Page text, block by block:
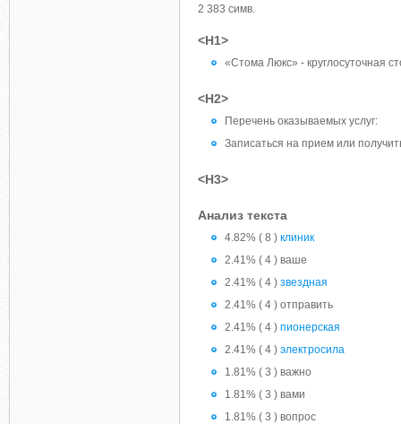
2 383 симв.
<H1>
«Стома Люкс» - круглосуточная
<H2>
Перечень оказываемых услуг:
Записаться на прием или
<H3>
Анализ текста
4.82% ( 8 ) клиник
2.41% ( 4 ) ваше
2.41% ( 4 ) звездная
2.41% ( 4 ) отправить
2.41% ( 4 ) пионерская
2.41% ( 4 ) электросила
1.81% ( 3 ) важно
1.81% ( 3 ) вами
1.81% ( 3 ) вопрос